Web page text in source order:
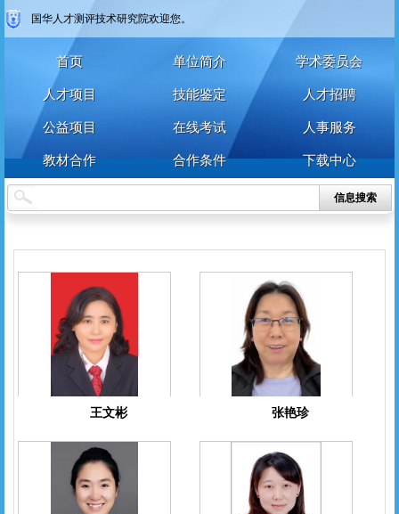
登录 注册
个人 企业 艺术人才 特殊群众
确认密码
注册 登录
国华人才测评技术研究院欢迎您。
首页 单位简介 学术委员会
人才项目 技能鉴定 人才招聘
公益项目 在线考试 人事服务
教材合作 合作条件 下载中心
信息搜索
王文彬 张艳珍